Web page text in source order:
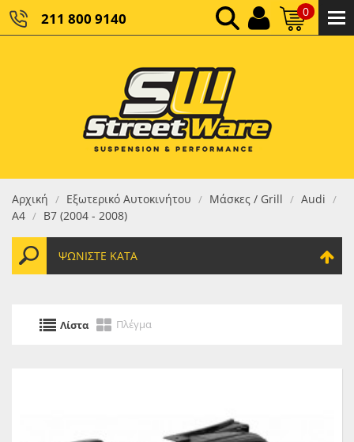
211 800 9140 0
ΚΑΘΑΡΌ ΣΎΝΟΛΟ:
ΤΕΛΙΚΌ ΣΎΝΟΛΟ:0,00 €
Αρχική / Εξωτερικό Αυτοκινήτου / Μάσκες / Grill / Audi /
A4 / B7 (2004 - 2008)
ΨΩΝΊΣΤΕ ΚΑΤΆ
Λίστα Πλέγμα